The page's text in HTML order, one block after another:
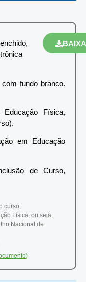
fundo branco.
Física,
em Educação
de Curso,
curso;
Física, ou seja,
Nacional de
)